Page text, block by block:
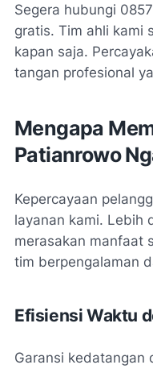
Segera hubungi
gratis. Tim ahli kami
kapan saja.
tangan profesional
Mengapa
Patianrowo
Kepercayaan
layanan kami. Lebih
merasakan manfaat
tim berpengalaman
Efisiensi Waktu
Garansi kedatangan